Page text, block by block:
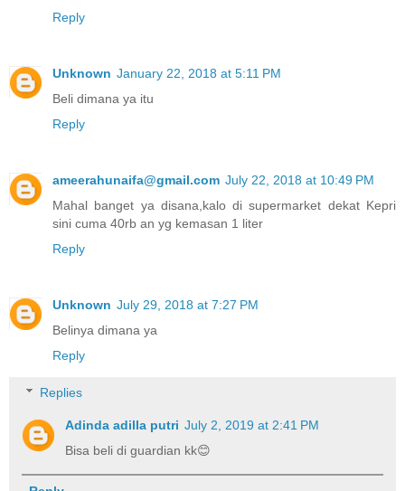
Reply
Unknown January 22, 2018 at 5:11 PM
Beli dimana ya itu
Reply
ameerahunaifa@gmail.com July 22, 2018 at 10:49 PM
Mahal banget ya disana,kalo di supermarket dekat Kepri
sini cuma 40rb an yg kemasan 1 liter
Reply
Unknown July 29, 2018 at 7:27 PM
Belinya dimana ya
Reply
Replies
Adinda adilla putri July 2, 2019 at 2:41 PM
Bisa beli di guardian kk😊